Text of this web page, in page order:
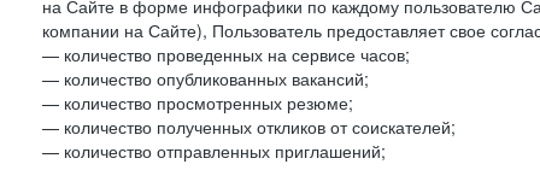
на Сайте в форме инфографики по каждому пользователю
компании на Сайте), Пользователь предоставляет свое
— количество проведенных на сервисе часов;
— количество опубликованных вакансий;
— количество просмотренных резюме;
— количество полученных откликов от соискателей;
— количество отправленных приглашений;